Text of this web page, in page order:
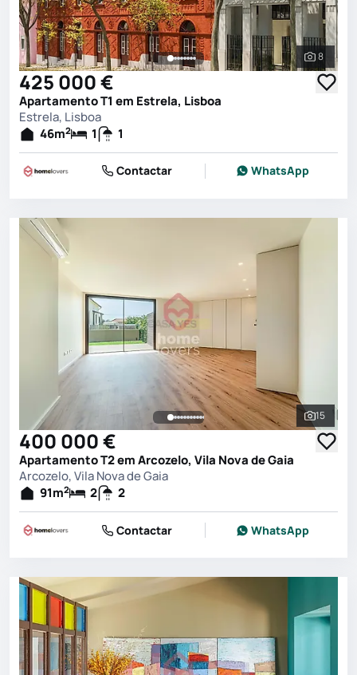
Ver
8
425 000 €
Apartamento T1 em Estrela, Lisboa
Estrela, Lisboa
46m2 1 1
Contactar WhatsApp
Ver
15
400 000 €
Apartamento T2 em Arcozelo, Vila Nova de Gaia
Arcozelo, Vila Nova de Gaia
91m2 2 2
Contactar WhatsApp